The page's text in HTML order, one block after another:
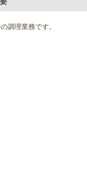
調理業務です。